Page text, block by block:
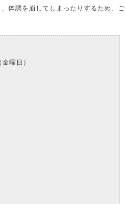
体調を崩してしまったりするため、ご
曜日）